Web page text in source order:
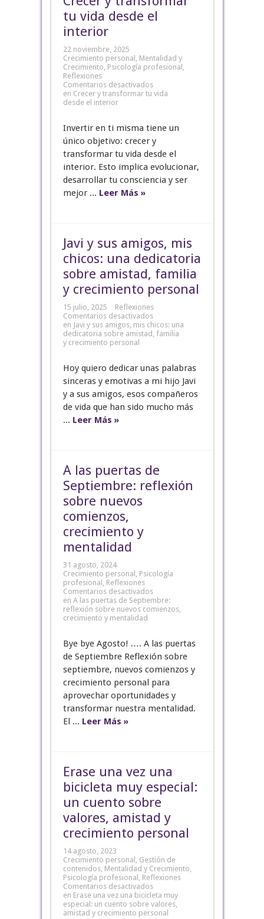
tu vida desde el
interior
22 noviembre, 2025
Crecimiento personal , Mentalidad y
Crecimiento, Psicología profesional ,
Reflexiones
Comentarios desactivados
en Crecer y transformar tu vida
desde el interior
Invertir en ti misma tiene un
único objetivo: crecer y
transformar tu vida desde el
interior. Esto implica evolucionar,
desarrollar tu consciencia y ser
mejor ... Leer Más »
Javi y sus amigos, mis
chicos: una dedicatoria
sobre amistad, familia
y crecimiento personal
15 julio, 2025
Reflexiones
Comentarios desactivados
en Javi y sus amigos, mis chicos: una
dedicatoria sobre amistad, familia
y crecimiento personal
Hoy quiero dedicar unas palabras
sinceras y emotivas a mi hijo Javi
y a sus amigos, esos compañeros
de vida que han sido mucho más
... Leer Más »
A las puertas de
Septiembre: reflexión
sobre nuevos
comienzos,
crecimiento y
mentalidad
31 agosto, 2024
Crecimiento personal , Psicología
profesional , Reflexiones
Comentarios desactivados
en A las puertas de Septiembre:
reflexión sobre nuevos comienzos,
crecimiento y mentalidad
Bye bye Agosto! …. A las puertas
de Septiembre Reflexión sobre
septiembre, nuevos comienzos y
crecimiento personal para
aprovechar oportunidades y
transformar nuestra mentalidad.
El ... Leer Más »
Erase una vez una
bicicleta muy especial:
un cuento sobre
valores, amistad y
crecimiento personal
14 agosto, 2023
Crecimiento personal , Gestión de
contenidos, Mentalidad y Crecimiento,
Psicología profesional , Reflexiones
Comentarios desactivados
en Erase una vez una bicicleta muy
especial: un cuento sobre valores,
amistad y crecimiento personal